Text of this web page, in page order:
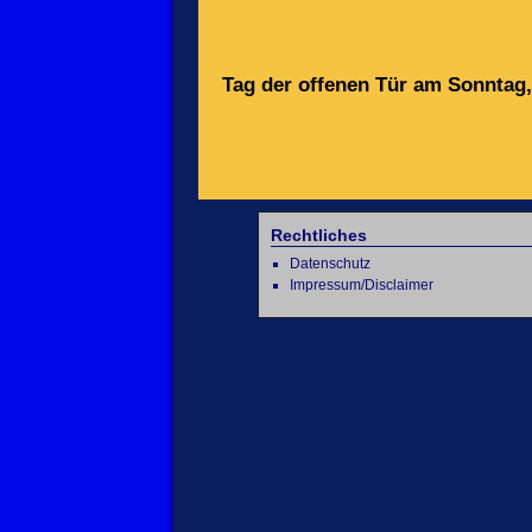
Tag der offenen Tür am
Rechtliches
Datenschutz
Impressum/Disclaimer